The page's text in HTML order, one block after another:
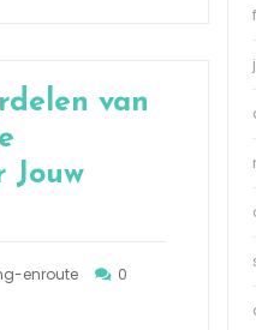
van
Jouw
enroute
0